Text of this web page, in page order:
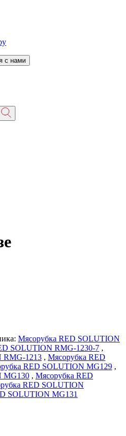
с нами
Мясорубка RED SOLUTION
SOLUTION RMG-1230-7 ,
RMG-1213 , Мясорубка RED
RED SOLUTION MG129 ,
MG130 , Мясорубка RED
RED SOLUTION
SOLUTION MG131